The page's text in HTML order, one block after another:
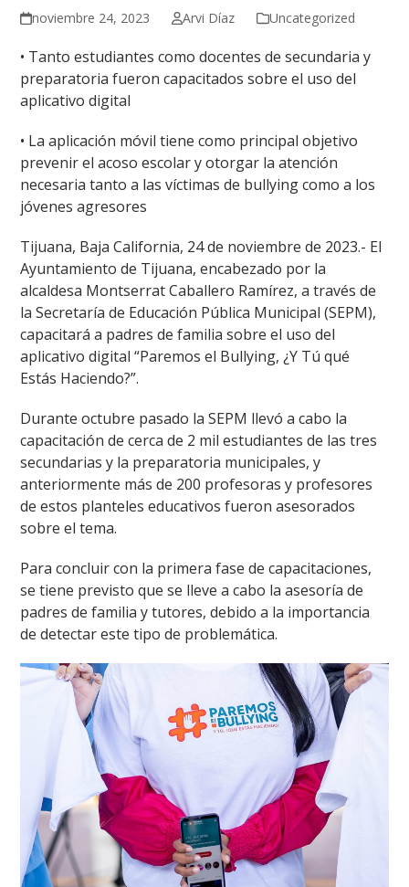
noviembre 24, 2023 Arvi Díaz Uncategorized
• Tanto estudiantes como docentes de secundaria y
preparatoria fueron capacitados sobre el uso del
aplicativo digital
• La aplicación móvil tiene como principal objetivo
prevenir el acoso escolar y otorgar la atención
necesaria tanto a las víctimas de bullying como a los
jóvenes agresores
Tijuana, Baja California, 24 de noviembre de 2023.- El
Ayuntamiento de Tijuana, encabezado por la
alcaldesa Montserrat Caballero Ramírez, a través de
la Secretaría de Educación Pública Municipal (SEPM),
capacitará a padres de familia sobre el uso del
aplicativo digital “Paremos el Bullying, ¿Y Tú qué
Estás Haciendo?”.
Durante octubre pasado la SEPM llevó a cabo la
capacitación de cerca de 2 mil estudiantes de las tres
secundarias y la preparatoria municipales, y
anteriormente más de 200 profesoras y profesores
de estos planteles educativos fueron asesorados
sobre el tema.
Para concluir con la primera fase de capacitaciones,
se tiene previsto que se lleve a cabo la asesoría de
padres de familia y tutores, debido a la importancia
de detectar este tipo de problemática.